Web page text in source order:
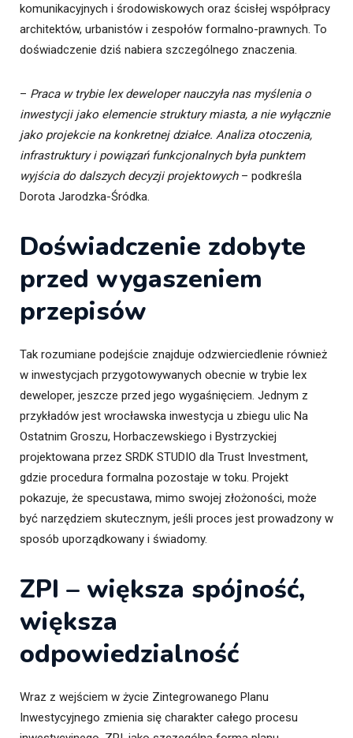
komunikacyjnych i środowiskowych oraz ścisłej współpracy
architektów, urbanistów i zespołów formalno-prawnych. To
doświadczenie dziś nabiera szczególnego znaczenia.
– Praca w trybie lex deweloper nauczyła nas myślenia o
inwestycji jako elemencie struktury miasta, a nie wyłącznie
jako projekcie na konkretnej działce. Analiza otoczenia,
infrastruktury i powiązań funkcjonalnych była punktem
wyjścia do dalszych decyzji projektowych– podkreśla
Dorota Jarodzka-Śródka.
Doświadczenie zdobyte
przed wygaszeniem
przepisów
Tak rozumiane podejście znajduje odzwierciedlenie również
w inwestycjach przygotowywanych obecnie w trybie lex
deweloper, jeszcze przed jego wygaśnięciem. Jednym z
przykładów jest wrocławska inwestycja u zbiegu ulic Na
Ostatnim Groszu, Horbaczewskiego i Bystrzyckiej
projektowana przez SRDK STUDIO dla Trust Investment,
gdzie procedura formalna pozostaje w toku. Projekt
pokazuje, że specustawa, mimo swojej złożoności, może
być narzędziem skutecznym, jeśli proces jest prowadzony w
sposób uporządkowany i świadomy.
ZPI – większa spójność,
większa
odpowiedzialność
Wraz z wejściem w życie Zintegrowanego Planu
Inwestycyjnego zmienia się charakter całego procesu